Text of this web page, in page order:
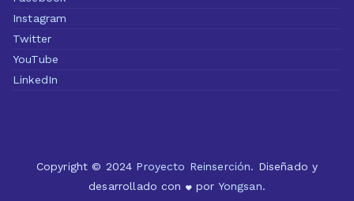
Instagram
Twitter
YouTube
LinkedIn
Copyright © 2024 Proyecto Reinserción. Diseñado y
desarrollado con
por Yongsan.